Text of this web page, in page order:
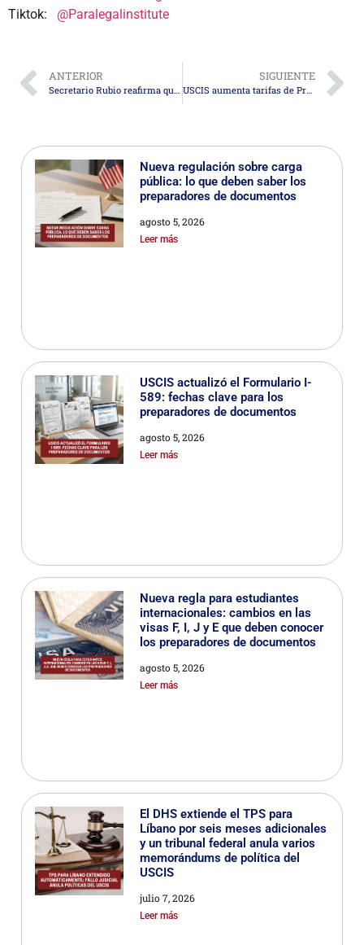
Tiktok: @Paralegalinstitute
ANTERIOR
Secretario Rubio reafirma que EE. UU. defenderá la seguridad en el hemisferio tras captura de Maduro
SIGUIENTE
USCIS aumenta tarifas de Premium Processing desde marzo de 2026
Nueva regulación sobre carga
pública: lo que deben saber los
preparadores de documentos
agosto 5, 2026
Leer más
USCIS actualizó el Formulario I-
589: fechas clave para los
preparadores de documentos
agosto 5, 2026
Leer más
Nueva regla para estudiantes
internacionales: cambios en las
visas F, I, J y E que deben conocer
los preparadores de documentos
agosto 5, 2026
Leer más
El DHS extiende el TPS para
Líbano por seis meses adicionales
y un tribunal federal anula varios
memorándums de política del
USCIS
julio 7, 2026
Leer más